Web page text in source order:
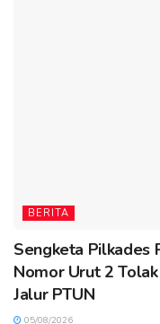
BERITA
Sengketa Pilkades
Nomor Urut 2
Jalur PTUN
05/08/2026